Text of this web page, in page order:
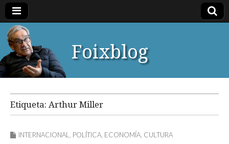
Foixblog
Etiqueta: Arthur Miller
INTERNACIONAL POLÍTICA ECONOMÍA CULTURA